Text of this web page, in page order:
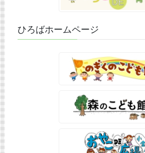
ひろばホームページ